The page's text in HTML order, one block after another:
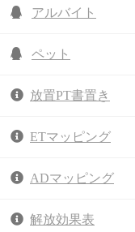
アルバイト
ペット
放置PT書置き
ETマッピング
ADマッピング
解放効果表